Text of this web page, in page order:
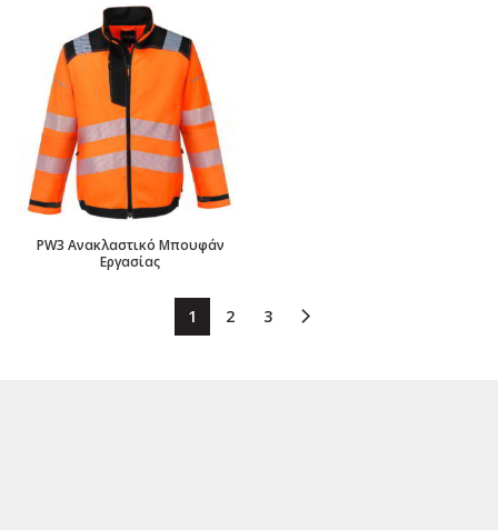
PW3 Ανακλαστικό Μπουφάν
Εργασίας
1 2 3